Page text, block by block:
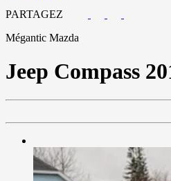
PARTAGEZ
Mégantic Mazda
Jeep Compass